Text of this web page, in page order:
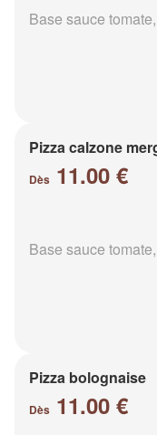
Base sauce
Pizza calzone
Dès 11.00 €
Base sauce
Pizza bolognaise
Dès 11.00 €